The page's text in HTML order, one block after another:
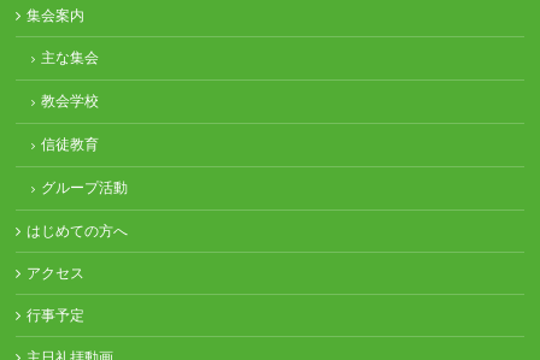
集会案内
主な集会
教会学校
信徒教育
グループ活動
はじめての方へ
アクセス
行事予定